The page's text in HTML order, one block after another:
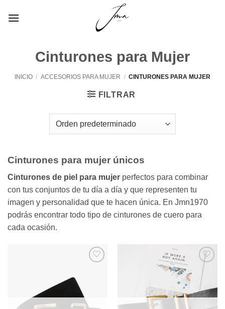
Cinturones para Mujer
INICIO / ACCESORIOS PARA MUJER / CINTURONES PARA MUJER
FILTRAR
Cinturones para mujer únicos
Cinturones de piel para mujer perfectos para combinar
con tus conjuntos de tu día a día y que representen tu
imagen y personalidad que te hacen única. En Jmn1970
podrás encontrar todo tipo de cinturones de cuero para
cada ocasión.
Añadir
a la
lista de
deseos